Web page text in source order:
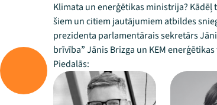
Klimata un enerģētikas ministrija? Kādēļ
šiem un citiem jautājumiem atbildes
prezidenta parlamentārais sekretārs
brīvība” Jānis Brizga un KEM
Piedalās: